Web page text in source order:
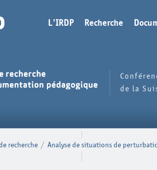
L'IRDP Recherche
de la
recherche / Analyse de situations de